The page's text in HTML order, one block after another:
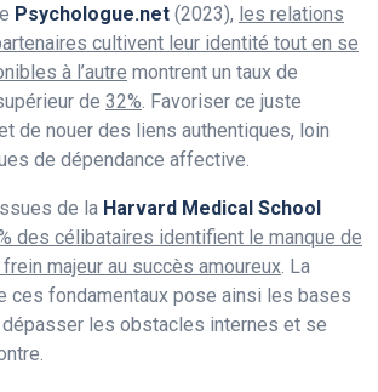
Psychologue.net (2023), les relations
cultivent leur identité tout en se
à l’autre montrent un taux de
de 32%. Favoriser ce juste
de nouer des liens authentiques, loin
de dépendance affective.
de la Harvard Medical School
des célibataires identifient le manque de
majeur au succès amoureux. La
ces fondamentaux pose ainsi les bases
les obstacles internes et se